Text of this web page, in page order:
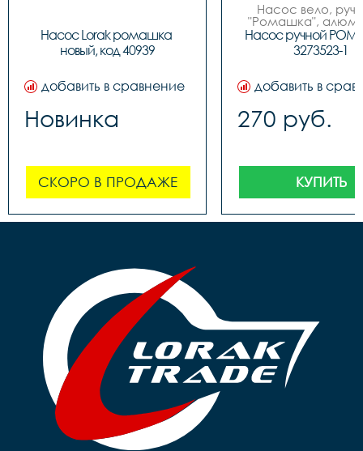
Насос Lorak ромашка
новый, код 40939
добавить в сравнение
Новинка
СКОРО В ПРОДАЖЕ
Насос вело,
"Ромашка",
обратным
штоком, шланг
Насос ручной
3273523-1
добавить в
270 руб.
КУПИТЬ